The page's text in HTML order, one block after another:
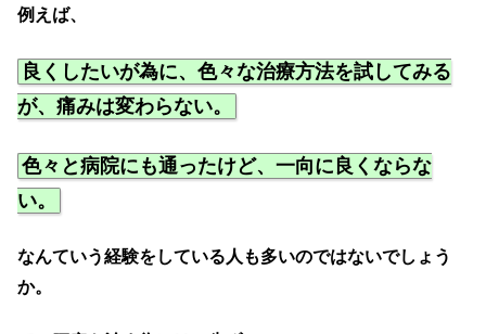
例えば、
良くしたいが為に、色々な治療方法を試してみる
が、痛みは変わらない。
色々と病院にも通ったけど、一向に良くならな
い。
なんていう経験をしている人も多いのではないでしょう
か。